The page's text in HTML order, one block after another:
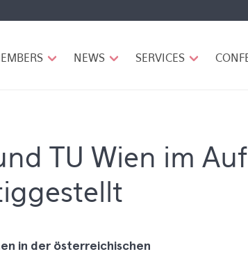
NEWS SERVICES
TU Wien im
in der österreichischen